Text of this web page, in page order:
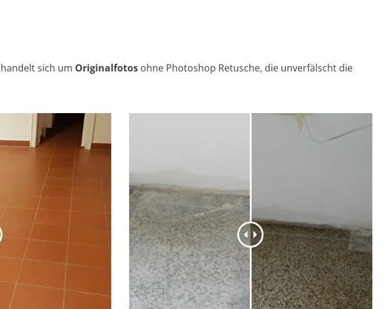
sich um Originalfotos ohne Photoshop Retusche, die unverfälscht die